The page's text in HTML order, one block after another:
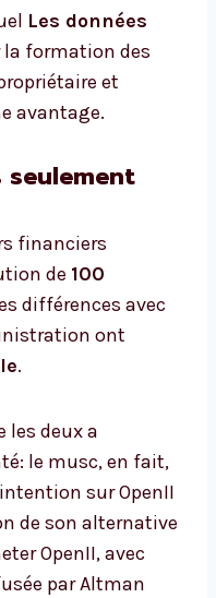
Les données
la formation des
et
avantage.
seulement
financiers
de 100
différences avec
ont
.
les deux a
le musc, en fait,
sur OpenII
de son alternative
OpenII, avec
par Altman